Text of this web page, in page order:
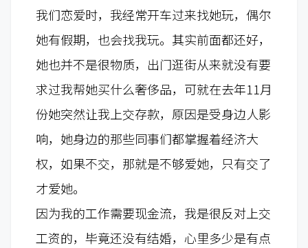
我们恋爱时，我经常开车过来找她玩，偶尔
她有假期，也会找我玩。其实前面都还好，
她也并不是很物质，出门逛街从来就没有要
求过我帮她买什么奢侈品，可就在去年11月
份她突然让我上交存款，原因是受身边人影
响，她身边的那些同事们都掌握着经济大
权，如果不交，那就是不够爱她，只有交了
才爱她。
因为我的工作需要现金流，我是很反对上交
工资的，毕竟还没有结婚，心里多少是有点